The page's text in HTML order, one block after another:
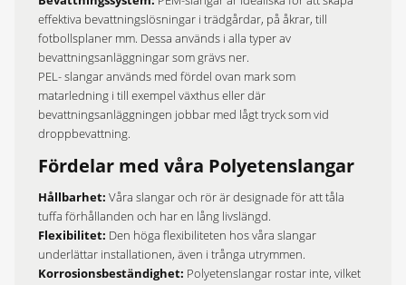
effektiva bevattningslösningar i trädgårdar, på åkrar, till
fotbollsplaner mm.​ Dessa används i alla typer av
bevattningsanläggningar som grävs ner.
PEL- slangar används med fördel ovan mark som
matarledning i till exempel växthus eller där
bevattningsanläggningen jobbar med lågt tryck som vid
droppbevattning.
Fördelar med våra Polyetenslangar
Hållbarhet: Våra slangar och rör är designade för att tåla
tuffa förhållanden och har en lång livslängd.​
Flexibilitet: Den höga flexibiliteten hos våra slangar
underlättar installationen, även i trånga utrymmen.​
Korrosionsbeständighet: Polyetenslangar rostar inte, vilket